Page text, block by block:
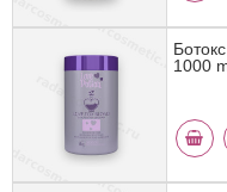
Подложки
Ещё категории
1000